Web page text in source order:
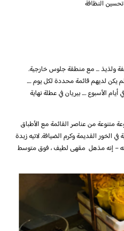
النظافة
ولذيذ … مع منطقة جلوس خارجية.
يكن لديهم قائمة محددة لكل يوم ….
الأسبوع …. بيريان في عطلة نهاية
متنوعة من عناصر القائمة مع الأطباق
الخور القديمة وكرم الضيافة. لاتيه زبدة
– إنه مذهل مقهى لطيف ، فوق متوسط